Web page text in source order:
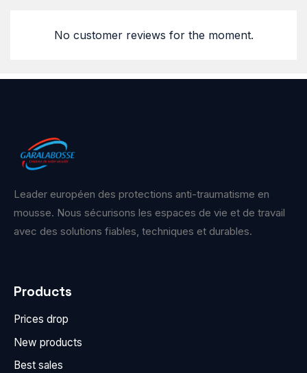
No customer reviews for the moment.
Leader européen des protections anti-traumatisme en
mousse. Nous sécurisons les espaces de vie et de travail
avec des solutions fiables, techniques et durables.
Products
Prices drop
New products
Best sales